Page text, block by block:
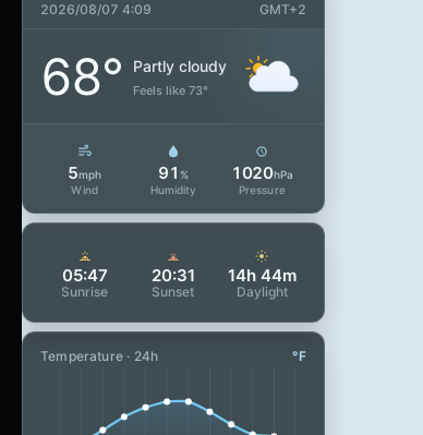
2026/08/07 4:09 GMT+2
68° Partly cloudy
Feels like 73°
5mph
Wind
91 %
Humidity
1020hPa
Pressure
Temperature · 24h °F
Sunrise
05:47
Sunset
20:31
Daylight
14h 44m